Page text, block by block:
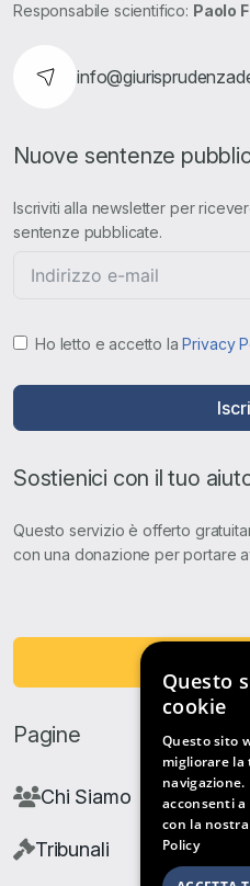
Responsabile scientifico: Paolo
Nuove sentenze
Iscriviti alla newsletter per
sentenze pubblicate.
Ho letto e accetto laPrivacy
Sostienici con il tuo
Questo servizio è offerto
con una donazione per portare
Pagine
Chi Siamo
Tribunali
Questo
cookie
Questo sito
migliorare la
acconsenti
con la
Policy